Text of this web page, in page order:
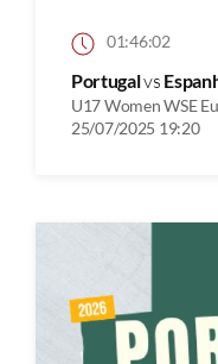
01:46:02
Portugalvs
U17 Women WSE
25/07/2025 19:20